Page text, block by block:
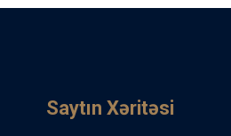
Saytın Xəritəsi